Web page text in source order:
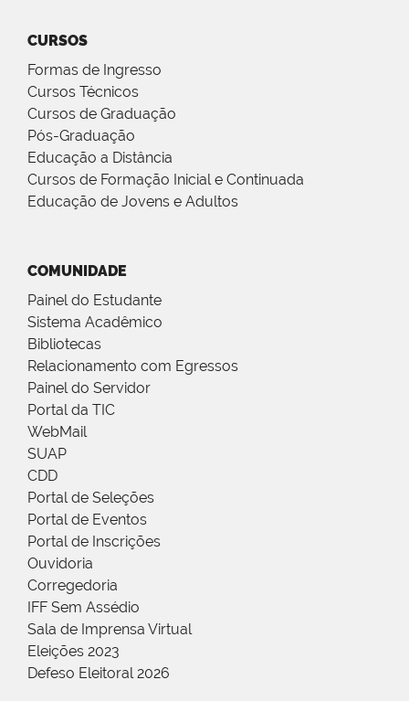
CURSOS
Formas de Ingresso
Cursos Técnicos
Cursos de Graduação
Pós-Graduação
Educação a Distância
Cursos de Formação Inicial e Continuada
Educação de Jovens e Adultos
COMUNIDADE
Painel do Estudante
Sistema Acadêmico
Bibliotecas
Relacionamento com Egressos
Painel do Servidor
Portal da TIC
WebMail
SUAP
CDD
Portal de Seleções
Portal de Eventos
Portal de Inscrições
Ouvidoria
Corregedoria
IFF Sem Assédio
Sala de Imprensa Virtual
Eleições 2023
Defeso Eleitoral 2026